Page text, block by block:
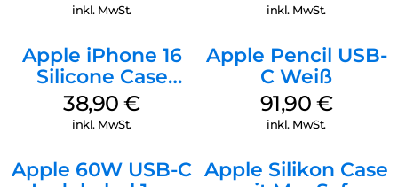
Green
inkl. MwSt. inkl. MwSt.
Apple iPhone 16
Silicone Case
MagSafe
Ultramarine
38,90€
inkl. MwSt.
Apple Pencil USB-
C Weiß
91,90 €
inkl. MwSt.
Apple 60W USB-C Apple Silikon Case